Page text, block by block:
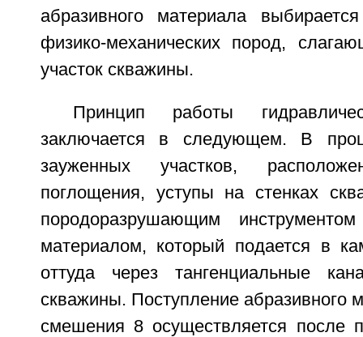
абразивного материала
физико-механических пород,
участок скважины.
Принцип работы
заключается в следующем. В
зауженных участков,
поглощения, уступы на стенках
породоразрушающим
материалом, который подается в
оттуда через тангенциальные
скважины. Поступление абразивного
смешения 8 осуществляется после